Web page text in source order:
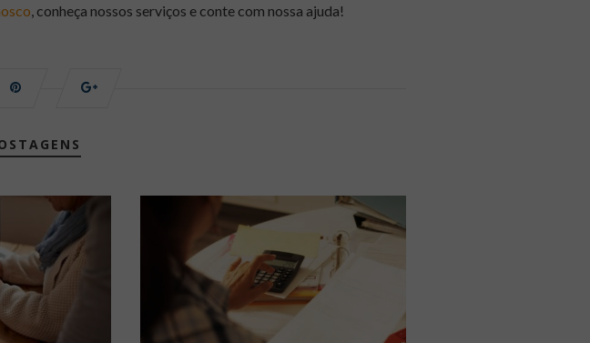
, conheça nossos serviços e conte com nossa ajuda!